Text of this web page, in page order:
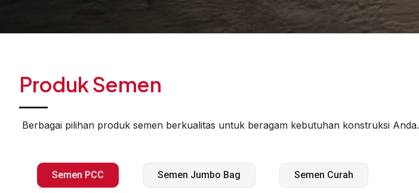
Produk Semen
Berbagai pilihan produk semen berkualitas untuk beragam kebutuhan konstruksi Anda.
Semen PCC Semen Jumbo Bag Semen Curah